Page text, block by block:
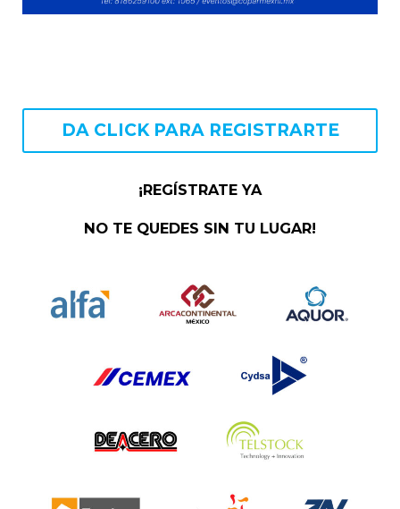
DA CLICK PARA REGISTRARTE
¡REGÍSTRATE YA
NO TE QUEDES SIN TU LUGAR!